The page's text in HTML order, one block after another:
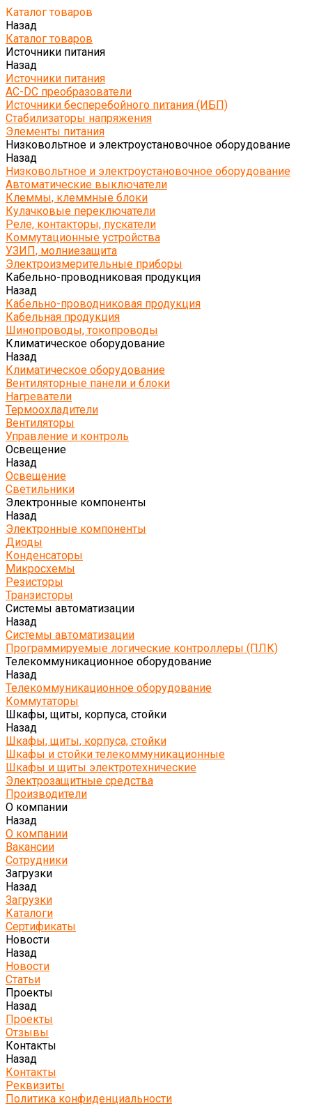
Каталог товаров
Назад
Каталог товаров
Источники питания
Назад
Источники питания
AC-DC преобразователи
Источники бесперебойного питания (ИБП)
Стабилизаторы напряжения
Элементы питания
Низковольтное и электроустановочное оборудование
Назад
Низковольтное и электроустановочное оборудование
Автоматические выключатели
Клеммы, клеммные блоки
Кулачковые переключатели
Реле, контакторы, пускатели
Коммутационные устройства
УЗИП, молниезащита
Электроизмерительные приборы
Кабельно-проводниковая продукция
Назад
Кабельно-проводниковая продукция
Кабельная продукция
Шинопроводы, токопроводы
Климатическое оборудование
Назад
Климатическое оборудование
Вентиляторные панели и блоки
Нагреватели
Термоохладители
Вентиляторы
Управление и контроль
Освещение
Назад
Освещение
Светильники
Электронные компоненты
Назад
Электронные компоненты
Диоды
Конденсаторы
Микросхемы
Резисторы
Транзисторы
Системы автоматизации
Назад
Системы автоматизации
Программируемые логические контроллеры (ПЛК)
Телекоммуникационное оборудование
Назад
Телекоммуникационное оборудование
Коммутаторы
Шкафы, щиты, корпуса, стойки
Назад
Шкафы, щиты, корпуса, стойки
Шкафы и стойки телекоммуникационные
Шкафы и щиты электротехнические
Электрозащитные средства
Производители
О компании
Назад
О компании
Вакансии
Сотрудники
Загрузки
Назад
Загрузки
Каталоги
Сертификаты
Новости
Назад
Новости
Статьи
Проекты
Назад
Проекты
Отзывы
Контакты
Назад
Контакты
Реквизиты
Политика конфиденциальности